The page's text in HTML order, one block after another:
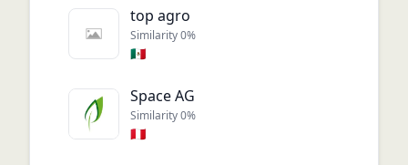
top agro
Similarity0%
🇲🇽
Space AG
Similarity0%
🇵🇪